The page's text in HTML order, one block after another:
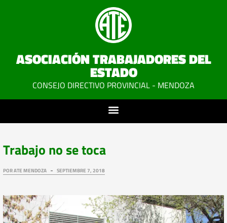
ASOCIACIÓN TRABAJADORES DEL
ESTADO
CONSEJO DIRECTIVO PROVINCIAL - MENDOZA
Trabajo no se toca
PORATE MENDOZA SEPTIEMBRE 7, 2018